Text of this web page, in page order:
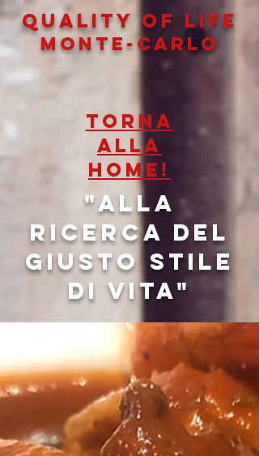
QUALITY OF LIFe
MONTE-CARLO
TORNA
ALLA
HOME!
"Alla
ricerca del
giusto stile
di vita"